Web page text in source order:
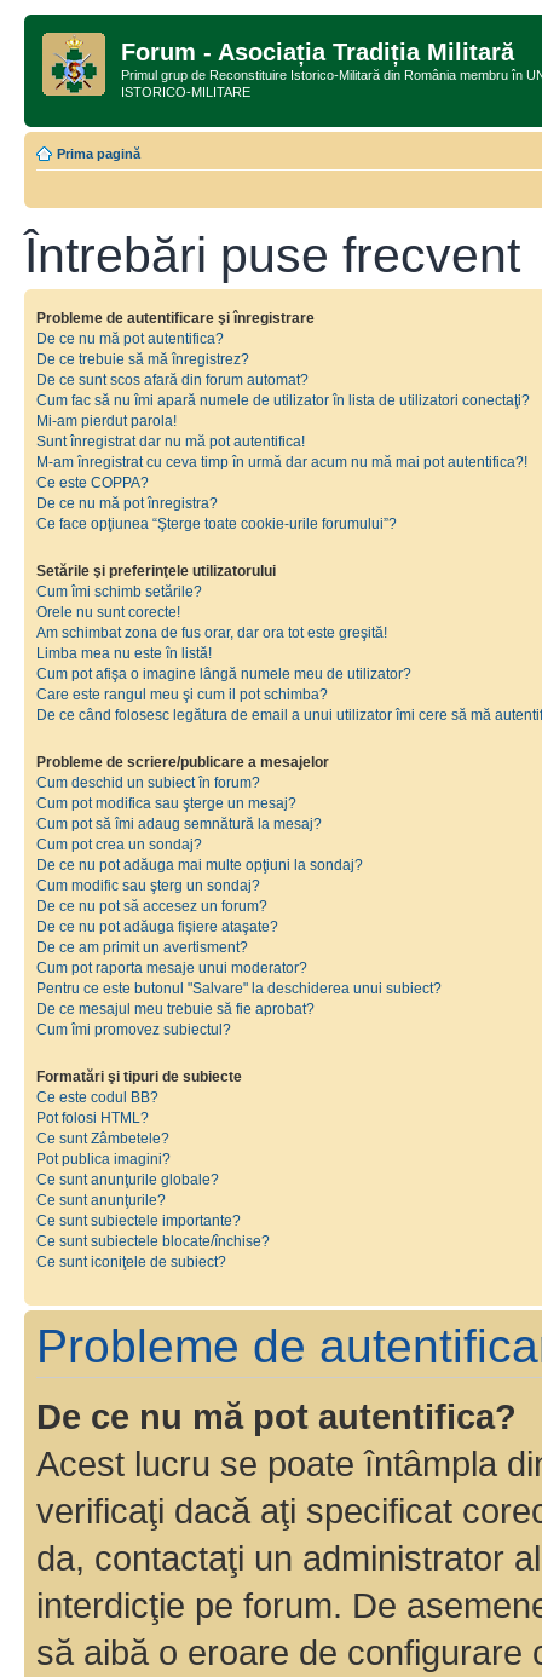
Forum - Asociația Tradiția Militară
Primul grup de Reconstituire Istorico-Militară din România membru în
ISTORICO-MILITARE
Prima pagină
Întrebări puse frecvent
Probleme de autentificare şi înregistrare
De ce nu mă pot autentifica?
De ce trebuie să mă înregistrez?
De ce sunt scos afară din forum automat?
Cum fac să nu îmi apară numele de utilizator în lista de utilizatori conectaţi?
Mi-am pierdut parola!
Sunt înregistrat dar nu mă pot autentifica!
M-am înregistrat cu ceva timp în urmă dar acum nu mă mai pot autentifica?!
Ce este COPPA?
De ce nu mă pot înregistra?
Ce face opţiunea “Şterge toate cookie-urile forumului”?
Setările şi preferinţele utilizatorului
Cum îmi schimb setările?
Orele nu sunt corecte!
Am schimbat zona de fus orar, dar ora tot este greşită!
Limba mea nu este în listă!
Cum pot afişa o imagine lângă numele meu de utilizator?
Care este rangul meu şi cum il pot schimba?
De ce când folosesc legătura de email a unui utilizator îmi cere să mă
Probleme de scriere/publicare a mesajelor
Cum deschid un subiect în forum?
Cum pot modifica sau şterge un mesaj?
Cum pot să îmi adaug semnătură la mesaj?
Cum pot crea un sondaj?
De ce nu pot adăuga mai multe opţiuni la sondaj?
Cum modific sau şterg un sondaj?
De ce nu pot să accesez un forum?
De ce nu pot adăuga fişiere ataşate?
De ce am primit un avertisment?
Cum pot raporta mesaje unui moderator?
Pentru ce este butonul "Salvare" la deschiderea unui subiect?
De ce mesajul meu trebuie să fie aprobat?
Cum îmi promovez subiectul?
Formatări şi tipuri de subiecte
Ce este codul BB?
Pot folosi HTML?
Ce sunt Zâmbetele?
Pot publica imagini?
Ce sunt anunţurile globale?
Ce sunt anunţurile?
Ce sunt subiectele importante?
Ce sunt subiectele blocate/închise?
Ce sunt iconiţele de subiect?
Probleme de
De ce nu mă pot autentifica?
Acest lucru se poate întâmpla
verificaţi dacă aţi specificat
da, contactaţi un administrator
interdicţie pe forum. De
să aibă o eroare de configurare